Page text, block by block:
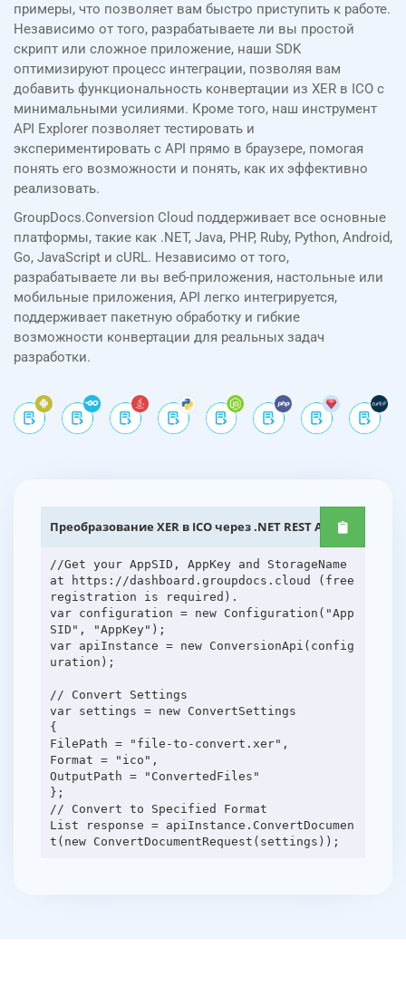
примеры, что позволяет вам быстро приступить к работе.
Независимо от того, разрабатываете ли вы простой
скрипт или сложное приложение, наши SDK
оптимизируют процесс интеграции, позволяя вам
добавить функциональность конвертации из XER в ICO с
минимальными усилиями. Кроме того, наш инструмент
API Explorer позволяет тестировать и
экспериментировать с API прямо в браузере, помогая
понять его возможности и понять, как их эффективно
реализовать.
GroupDocs.Conversion Cloud поддерживает все основные
платформы, такие как .NET, Java, PHP, Ruby, Python, Android,
Go, JavaScript и cURL. Независимо от того,
разрабатываете ли вы веб-приложения, настольные или
мобильные приложения, API легко интегрируется,
поддерживает пакетную обработку и гибкие
возможности конвертации для реальных задач
разработки.
Преобразование XER в ICO через .NET REST API
//Get your AppSID, AppKey and StorageName
at https://dashboard.groupdocs.cloud (free
registration is required).
var configuration = new Configuration("App
SID", "AppKey");
var apiInstance = new ConversionApi(config
uration);
// Convert Settings
var settings = new ConvertSettings
{
FilePath = "file-to-convert.xer",
Format = "ico",
OutputPath = "ConvertedFiles"
};
// Convert to Specified Format
List response = apiInstance.ConvertDocumen